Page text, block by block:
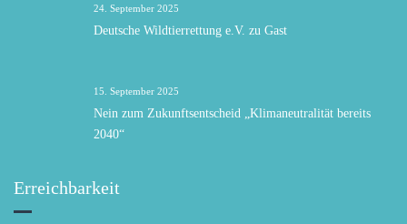
24. September 2025
Deutsche Wildtierrettung e.V. zu Gast
15. September 2025
Nein zum Zukunftsentscheid „Klimaneutralität bereits
2040“
Erreichbarkeit